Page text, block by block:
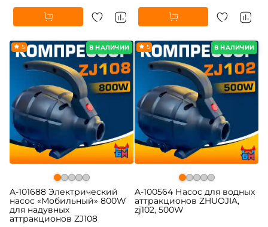
В НАЛИЧИИ
5
A-101688 Электрический
насос «Мобильный» 800W
для надувных
аттракционов ZJ108
В НАЛИЧИИ
5
A-100564 Насос для водных
аттракционов ZHUOJIA,
zj102, 500W